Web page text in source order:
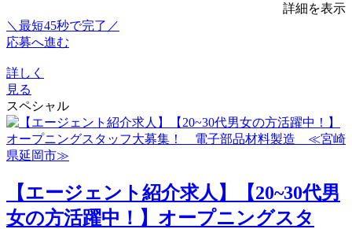
詳細を表示
＼最短45秒で完了／
応募へ進む
詳しく
見る
スペシャル
【エージェント紹介求人】【20~30代男
女の方活躍中！】オープニングスタ